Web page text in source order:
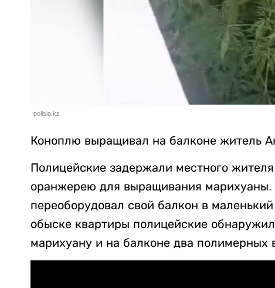
polisia.kz
Коноплю выращивал на балконе житель
Полицейские задержали местного
оранжерею для выращивания
переоборудовал свой балкон в
обыске квартиры полицейские
марихуану и на балконе два полимерных